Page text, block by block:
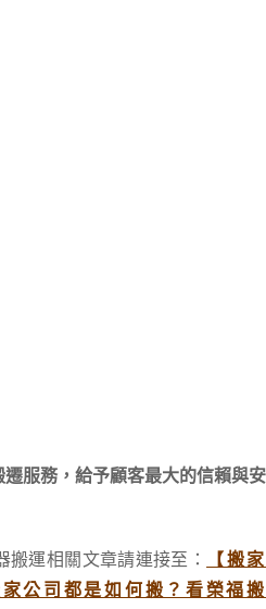
服務，給予顧客最大的信賴與安
運相關文章請連接至：
【搬家
公司都是如何搬？看榮福搬